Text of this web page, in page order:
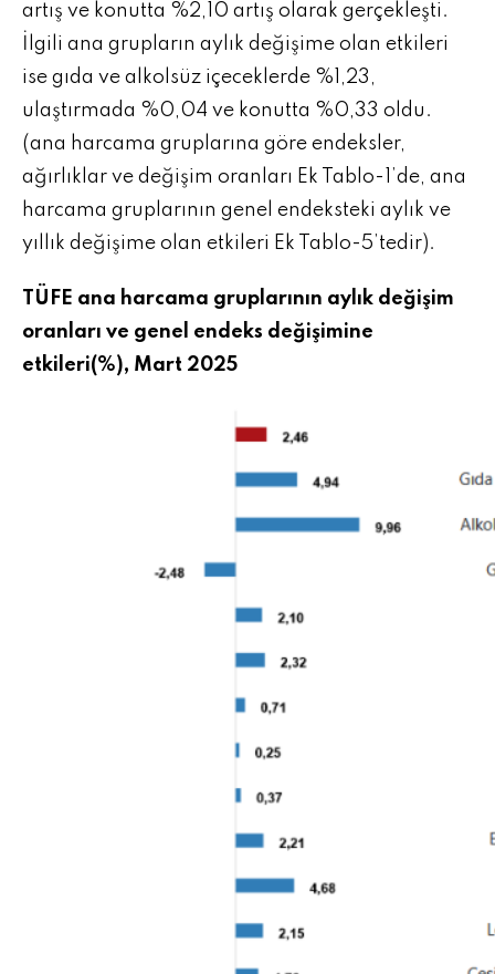
artış ve konutta %2,10 artış olarak gerçekleşti.
İlgili ana grupların aylık değişime olan etkileri
ise gıda ve alkolsüz içeceklerde %1,23,
ulaştırmada %0,04 ve konutta %0,33 oldu.
(ana harcama gruplarına göre endeksler,
ağırlıklar ve değişim oranları Ek Tablo-1’de, ana
harcama gruplarının genel endeksteki aylık ve
yıllık değişime olan etkileri Ek Tablo-5’tedir).
TÜFE ana harcama gruplarının aylık değişim
oranları ve genel endeks değişimine
etkileri(%), Mart 2025